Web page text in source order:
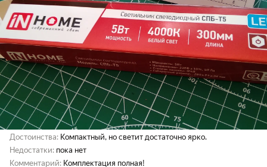
Достоинства: Компактный, но светит достаточно ярко.
Недостатки: пока нет
Комментарий: Комплектация полная!